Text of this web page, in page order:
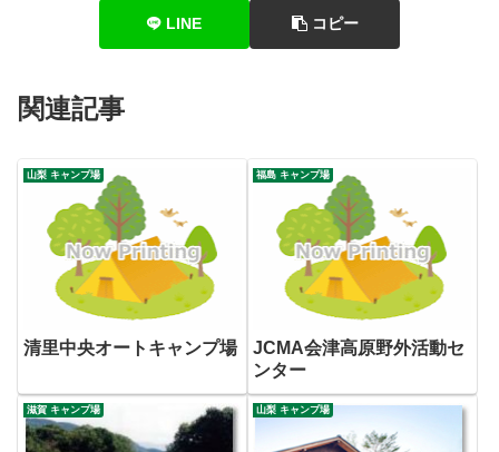
LINE コピー
関連記事
山梨 キャンプ場
清里中央オートキャンプ場
福島 キャンプ場
JCMA会津高原野外活動セ
ンター
滋賀 キャンプ場 山梨 キャンプ場